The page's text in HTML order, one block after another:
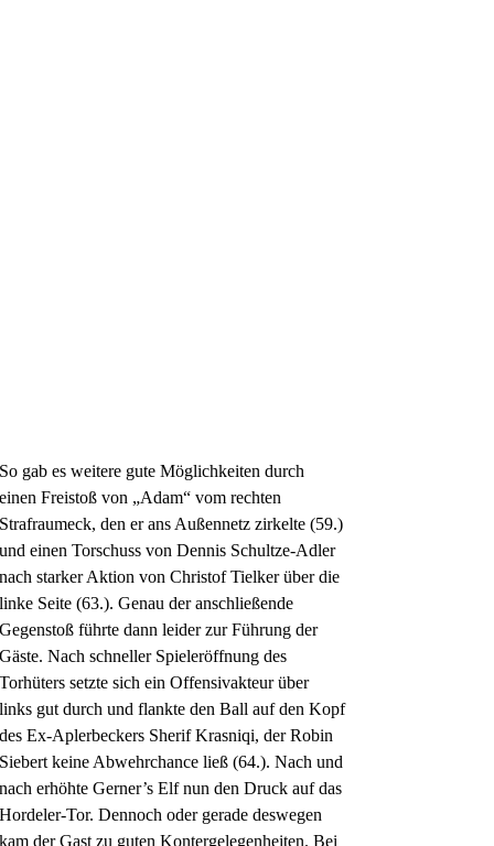
So gab es weitere gute Möglichkeiten durch
einen Freistoß von „Adam“ vom rechten
Strafraumeck, den er ans Außennetz zirkelte (59.)
und einen Torschuss von Dennis Schultze-Adler
nach starker Aktion von Christof Tielker über die
linke Seite (63.). Genau der anschließende
Gegenstoß führte dann leider zur Führung der
Gäste. Nach schneller Spieleröffnung des
Torhüters setzte sich ein Offensivakteur über
links gut durch und flankte den Ball auf den Kopf
des Ex-Aplerbeckers Sherif Krasniqi, der Robin
Siebert keine Abwehrchance ließ (64.). Nach und
nach erhöhte Gerner’s Elf nun den Druck auf das
Hordeler-Tor. Dennoch oder gerade deswegen
kam der Gast zu guten Kontergelegenheiten. Bei